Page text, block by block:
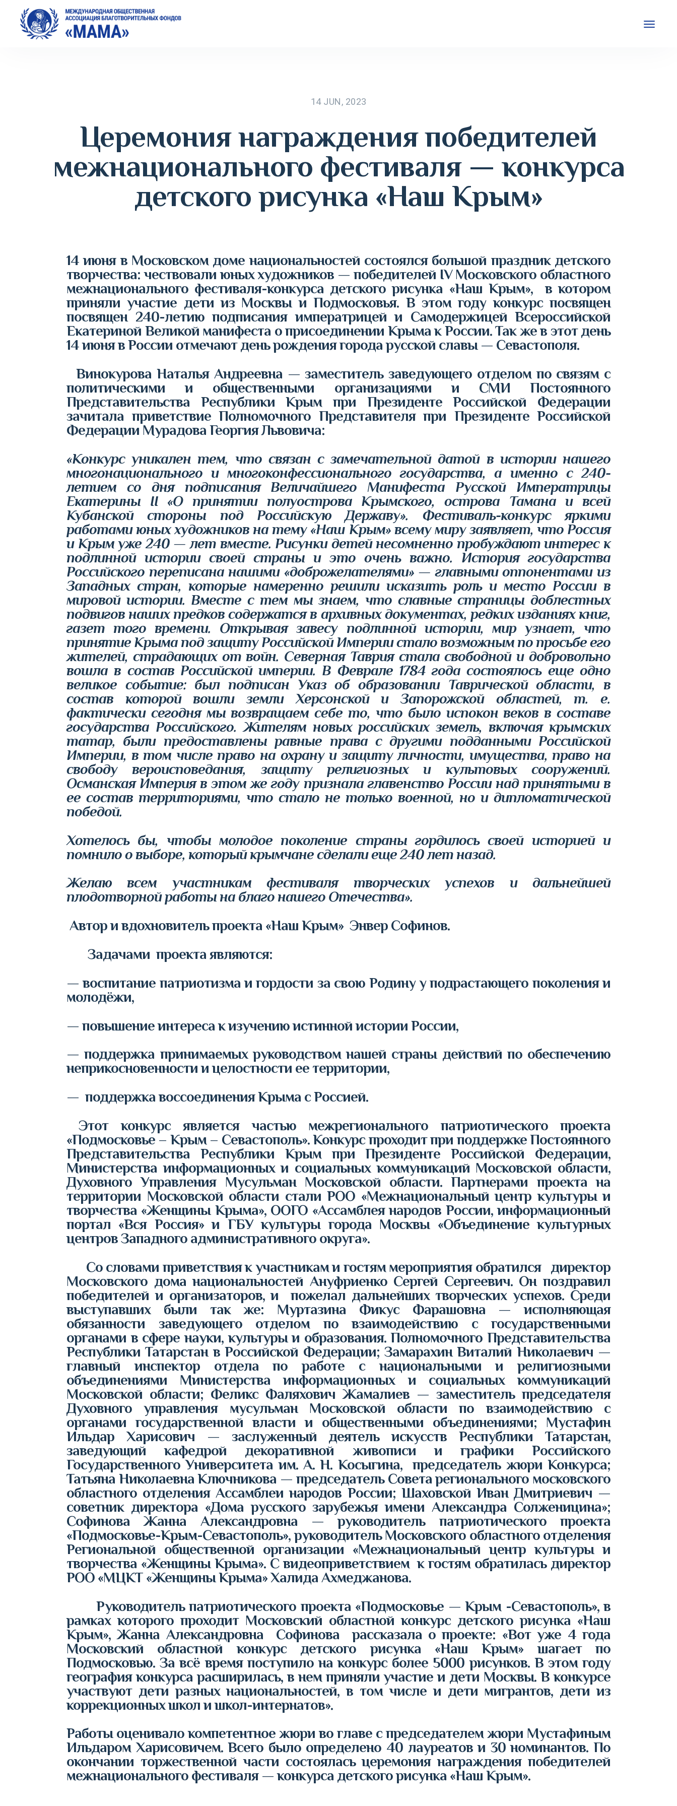
14 JUN, 2023
Церемония награждения победителей
межнационального фестиваля — конкурса
детского рисунка «Наш Крым»
14 июня в Московском доме национальностей состоялся большой праздник детского
творчества: чествовали юных художников — победителей IV Московского областного
межнационального фестиваля-конкурса детского рисунка «Наш Крым», в котором
приняли участие дети из Москвы и Подмосковья. В этом году конкурс посвящен
посвящен 240-летию подписания императрицей и Самодержицей Всероссийской
Екатериной Великой манифеста о присоединении Крыма к России. Так же в этот день
14 июня в России отмечают день рождения города русской славы — Севастополя.
Винокурова Наталья Андреевна — заместитель заведующего отделом по связям с
политическими и общественными организациями и СМИ Постоянного
Представительства Республики Крым при Президенте Российской Федерации
зачитала приветствие Полномочного Представителя при Президенте Российской
Федерации Мурадова Георгия Львовича:
«Конкурс уникален тем, что связан с замечательной датой в истории нашего
многонационального и многоконфессионального государства, а именно с 240-
летием со дня подписания Величайшего Манифеста Русской Императрицы
Екатерины II «О принятии полуострова Крымского, острова Тамана и всей
Кубанской стороны под Российскую Державу». Фестиваль-конкурс яркими
работами юных художников на тему «Наш Крым» всему миру заявляет, что Россия
и Крым уже 240 — лет вместе. Рисунки детей несомненно пробуждают интерес к
подлинной истории своей страны и это очень важно. История государства
Российского переписана нашими «доброжелателями» — главными оппонентами из
Западных стран, которые намеренно решили исказить роль и место России в
мировой истории. Вместе с тем мы знаем, что славные страницы доблестных
подвигов наших предков содержатся в архивных документах, редких изданиях книг,
газет того времени. Открывая завесу подлинной истории, мир узнает, что
принятие Крыма под защиту Российской Империи стало возможным по просьбе его
жителей, страдающих от войн. Северная Таврия стала свободной и добровольно
вошла в состав Российской империи. В Феврале 1784 года состоялось еще одно
великое событие: был подписан Указ об образовании Таврической области, в
состав которой вошли земли Херсонской и Запорожской областей, т. е.
фактически сегодня мы возвращаем себе то, что было испокон веков в составе
государства Российского. Жителям новых российских земель, включая крымских
татар, были предоставлены равные права с другими подданными Российской
Империи, в том числе право на охрану и защиту личности, имущества, право на
свободу вероисповедания, защиту религиозных и культовых сооружений.
Османская Империя в этом же году признала главенство России над принятыми в
ее состав территориями, что стало не только военной, но и дипломатической
победой.
Хотелось бы, чтобы молодое поколение страны гордилось своей историей и
помнило о выборе, который крымчане сделали еще 240 лет назад.
Желаю всем участникам фестиваля творческих успехов и дальнейшей
плодотворной работы на благо нашего Отечества».
Автор и вдохновитель проекта «Наш Крым» Энвер Софинов.
Задачами проекта являются:
— воспитание патриотизма и гордости за свою Родину у подрастающего поколения и
молодёжи,
— повышение интереса к изучению истинной истории России,
— поддержка принимаемых руководством нашей страны действий по обеспечению
неприкосновенности и целостности ее территории,
— поддержка воссоединения Крыма с Россией.
Этот конкурс является частью межрегионального патриотического проекта
«Подмосковье – Крым – Севастополь». Конкурс проходит при поддержке Постоянного
Представительства Республики Крым при Президенте Российской Федерации,
Министерства информационных и социальных коммуникаций Московской области,
Духовного Управления Мусульман Московской области. Партнерами проекта на
территории Московской области стали РОО «Межнациональный центр культуры и
творчества «Женщины Крыма», ООГО «Ассамблея народов России, информационный
портал «Вся Россия» и ГБУ культуры города Москвы «Объединение культурных
центров Западного административного округа».
Со словами приветствия к участникам и гостям мероприятия обратился директор
Московского дома национальностей Ануфриенко Сергей Сергеевич. Он поздравил
победителей и организаторов, и пожелал дальнейших творческих успехов. Среди
выступавших были так же: Муртазина Фикус Фарашовна — исполняющая
обязанности заведующего отделом по взаимодействию с государственными
органами в сфере науки, культуры и образования. Полномочного Представительства
Республики Татарстан в Российской Федерации; Замарахин Виталий Николаевич —
главный инспектор отдела по работе с национальными и религиозными
объединениями Министерства информационных и социальных коммуникаций
Московской области; Феликс Фаляхович Жамалиев — заместитель председателя
Духовного управления мусульман Московской области по взаимодействию с
органами государственной власти и общественными объединениями; Мустафин
Ильдар Харисович — заслуженный деятель искусств Республики Татарстан,
заведующий кафедрой декоративной живописи и графики Российского
Государственного Университета им. А. Н. Косыгина, председатель жюри Конкурса;
Татьяна Николаевна Ключникова — председатель Совета регионального московского
областного отделения Ассамблеи народов России; Шаховской Иван Дмитриевич —
советник директора «Дома русского зарубежья имени Александра Солженицина»;
Софинова Жанна Александровна — руководитель патриотического проекта
«Подмосковье-Крым-Севастополь», руководитель Московского областного отделения
Региональной общественной организации «Межнациональный центр культуры и
творчества «Женщины Крыма». С видеоприветствием к гостям обратилась директор
РОО «МЦКТ «Женщины Крыма» Халида Ахмеджанова.
Руководитель патриотического проекта «Подмосковье — Крым -Севастополь», в
рамках которого проходит Московский областной конкурс детского рисунка «Наш
Крым», Жанна Александровна Софинова рассказала о проекте: «Вот уже 4 года
Московский областной конкурс детского рисунка «Наш Крым» шагает по
Подмосковью. За всё время поступило на конкурс более 5000 рисунков. В этом году
география конкурса расширилась, в нем приняли участие и дети Москвы. В конкурсе
участвуют дети разных национальностей, в том числе и дети мигрантов, дети из
коррекционных школ и школ-интернатов».
Работы оценивало компетентное жюри во главе с председателем жюри Мустафиным
Ильдаром Харисовичем.Всего было определено 40 лауреатов и 30 номинантов.По
окончании торжественной части состоялась церемония награждения победителей
межнационального фестиваля — конкурса детского рисунка «Наш Крым».